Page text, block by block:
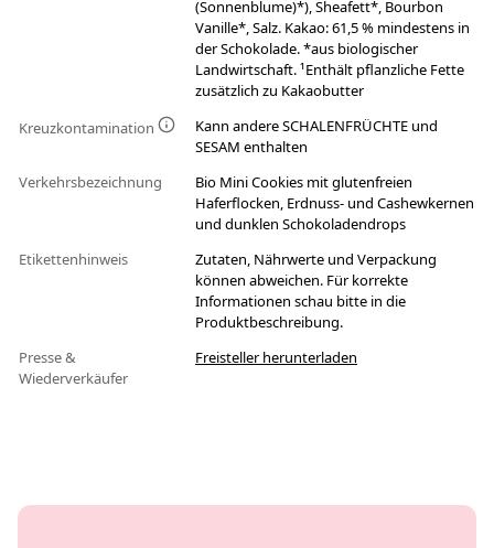
(Sonnenblume)*), Sheafett*, Bourbon
Vanille*, Salz. Kakao: 61,5 % mindestens in
der Schokolade. *aus biologischer
Landwirtschaft. ¹Enthält pflanzliche Fette
zusätzlich zu Kakaobutter
Kreuzkontamination
Kann andere SCHALENFRÜCHTE und
SESAM enthalten
Verkehrsbezeichnung
Bio Mini Cookies mit glutenfreien
Haferflocken, Erdnuss- und Cashewkernen
und dunklen Schokoladendrops
Etikettenhinweis
Zutaten, Nährwerte und Verpackung
können abweichen. Für korrekte
Informationen schau bitte in die
Produktbeschreibung.
Presse &
Wiederverkäufer
Freisteller herunterladen